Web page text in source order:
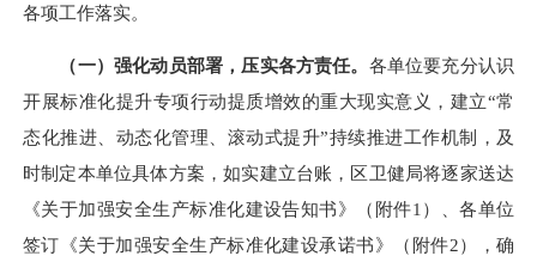
各项工作落实。
（一）强化动员部署，压实各方责任。 各单位要充分认识
开展标准化提升专项行动提质增效的重大现实意义，建立“常
态化推进、动态化管理、滚动式提升”持续推进工作机制，及
时制定本单位具体方案，如实建立台账，区卫健局将逐家送达
《关于加强安全生产标准化建设告知书》（附件1）、各单位
签订《关于加强安全生产标准化建设承诺书》（附件2），确